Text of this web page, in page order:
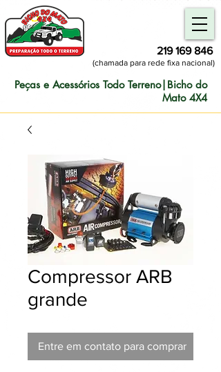
219 169 846
(chamada para rede fixa nacional)
Peças e Acessórios Todo Terreno|Bicho do
Mato 4X4
Compressor ARB
grande
Entre em contato para comprar